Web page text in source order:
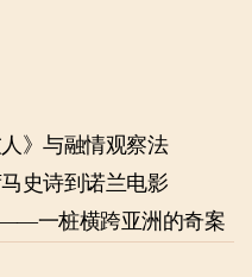
》与融情观察法
史诗到诺兰电影
一桩横跨亚洲的奇案